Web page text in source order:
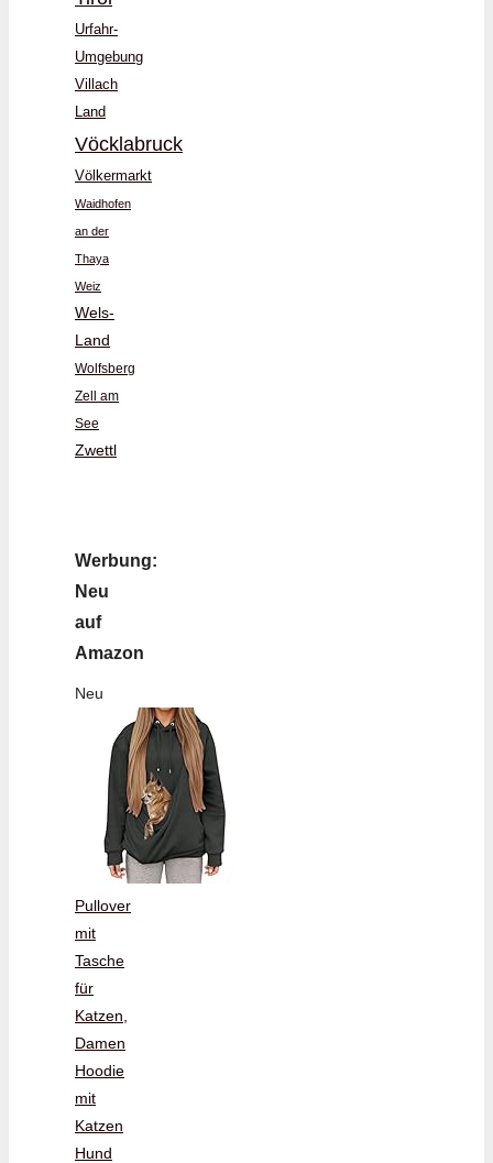
Urfahr-
Umgebung
Villach
Land
Vöcklabruck
Völkermarkt
Waidhofen
an der
Thaya
Weiz
Wels-
Land
Wolfsberg
Zell am
See
Zwettl
Werbung:
Neu
auf
Amazon
Neu
Pullover
mit
Tasche
für
Katzen,
Damen
Hoodie
mit
Katzen
Hund